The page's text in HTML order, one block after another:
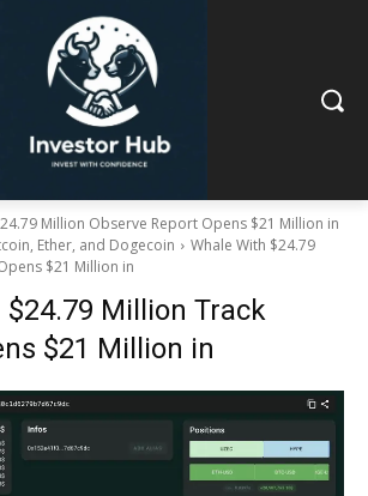
Million Observe Report Opens $21 Million in
Ether, and Dogecoin
Whale With $24.79
$21 Million in
$24.79 Million Track
$21 Million in